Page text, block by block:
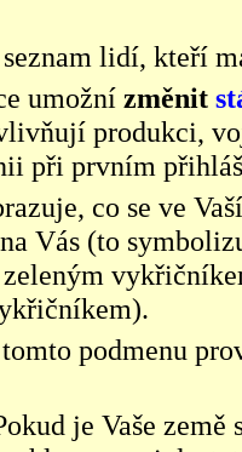
lidí, kteří
umožní změnit
produkci,
při prvním
co se ve
Vás (to
zeleným
podmenu
je Vaše